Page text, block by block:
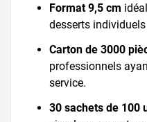
Format 9,5 cm
desserts
Carton de 3000
professionnels
service.
30 sachets de 100